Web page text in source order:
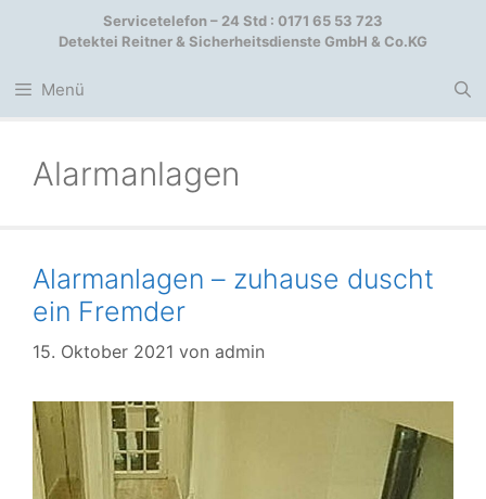
Servicetelefon – 24 Std : 0171 65 53 723
Detektei Reitner & Sicherheitsdienste GmbH & Co.KG
Menü
Alarmanlagen
Alarmanlagen – zuhause duscht
ein Fremder
15. Oktober 2021 von admin